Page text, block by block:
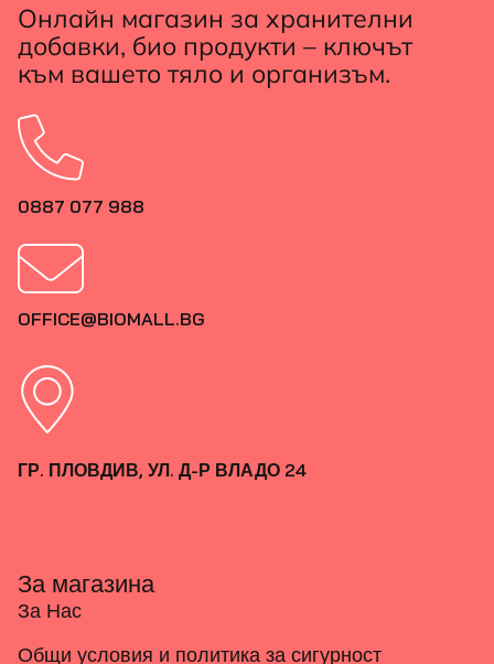
Онлайн магазин за хранителни
добавки, био продукти – ключът
към вашето тяло и организъм.
0887 077 988
OFFICE@BIOMALL.BG
ГР. ПЛОВДИВ, УЛ. Д-Р ВЛАДО 24
За магазина
За Нас
Общи условия и политика за сигурност